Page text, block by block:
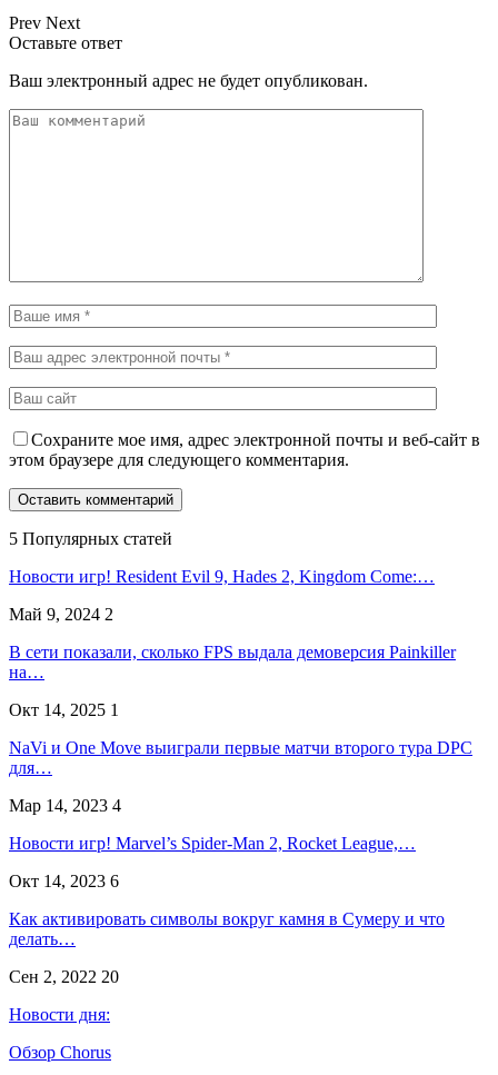
Prev Next
Оставьте ответ
Ваш электронный адрес не будет опубликован.
Сохраните мое имя, адрес электронной почты и веб-сайт в
этом браузере для следующего комментария.
5 Популярных статей
Новости игр! Resident Evil 9, Hades 2, Kingdom Come:…
Май 9, 2024 2
В сети показали, сколько FPS выдала демоверсия Painkiller
на…
Окт 14, 2025 1
NaVi и One Move выиграли первые матчи второго тура DPC
для…
Мар 14, 2023 4
Новости игр! Marvel’s Spider-Man 2, Rocket League,…
Окт 14, 2023 6
Как активировать символы вокруг камня в Сумеру и что
делать…
Сен 2, 2022 20
Новости дня:
Обзор Chorus